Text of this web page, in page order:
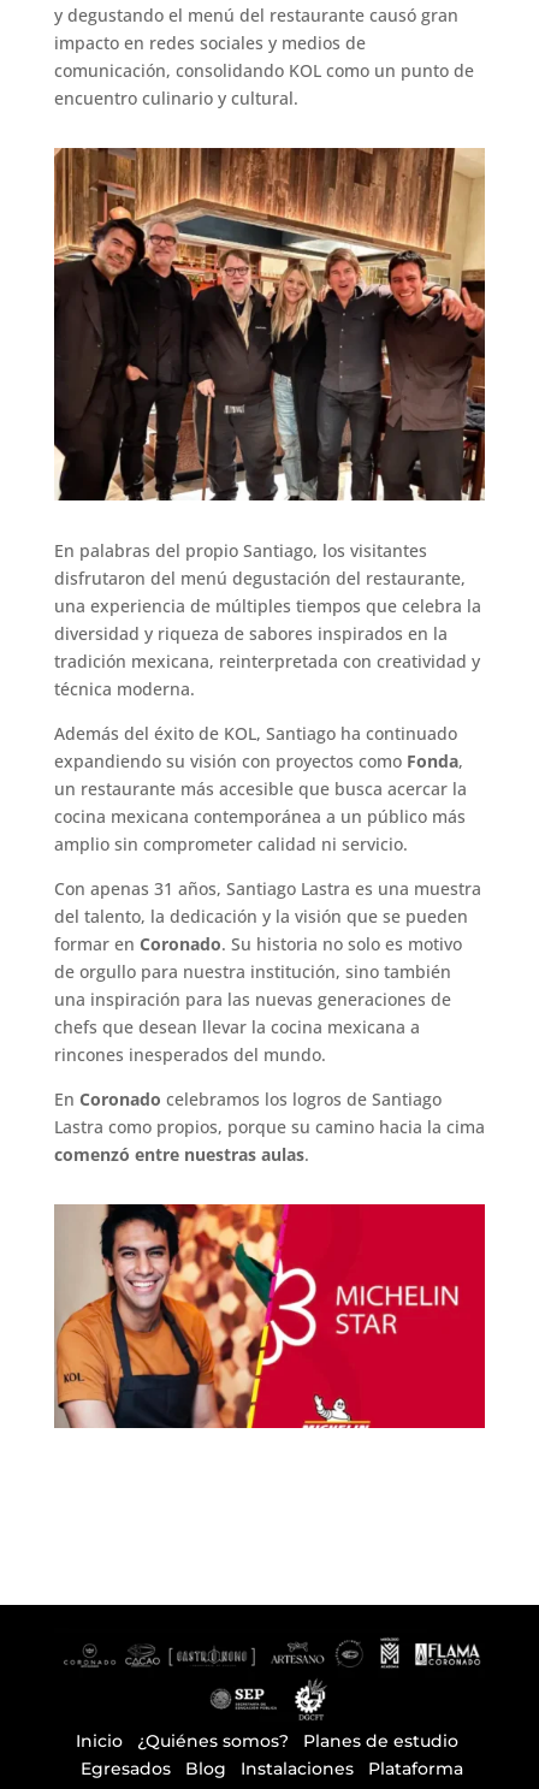
y degustando el menú del restaurante causó gran
impacto en redes sociales y medios de
comunicación, consolidando KOL como un punto de
encuentro culinario y cultural.
En palabras del propio Santiago, los visitantes
disfrutaron del menú degustación del restaurante,
una experiencia de múltiples tiempos que celebra la
diversidad y riqueza de sabores inspirados en la
tradición mexicana, reinterpretada con creatividad y
técnica moderna.
Además del éxito de KOL, Santiago ha continuado
expandiendo su visión con proyectos como Fonda,
un restaurante más accesible que busca acercar la
cocina mexicana contemporánea a un público más
amplio sin comprometer calidad ni servicio.
Con apenas 31 años, Santiago Lastra es una muestra
del talento, la dedicación y la visión que se pueden
formar en Coronado. Su historia no solo es motivo
de orgullo para nuestra institución, sino también
una inspiración para las nuevas generaciones de
chefs que desean llevar la cocina mexicana a
rincones inesperados del mundo.
En Coronado celebramos los logros de Santiago
Lastra como propios, porque su camino hacia la cima
comenzó entre nuestras aulas.
Inicio ¿Quiénes somos?
Planes de estudio
Egresados
Blog
Instalaciones Plataforma